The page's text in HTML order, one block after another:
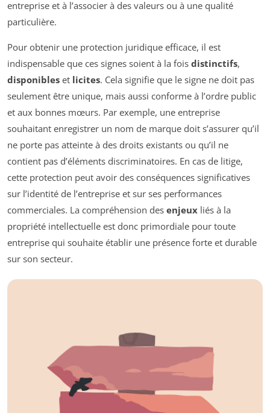
entreprise et à l’associer à des valeurs ou à une qualité
particulière.
Pour obtenir une protection juridique efficace, il est
indispensable que ces signes soient à la fois distinctifs,
disponibles et licites. Cela signifie que le signe ne doit pas
seulement être unique, mais aussi conforme à l’ordre public
et aux bonnes mœurs. Par exemple, une entreprise
souhaitant enregistrer un nom de marque doit s’assurer qu’il
ne porte pas atteinte à des droits existants ou qu’il ne
contient pas d’éléments discriminatoires. En cas de litige,
cette protection peut avoir des conséquences significatives
sur l’identité de l’entreprise et sur ses performances
commerciales. La compréhension des enjeux liés à la
propriété intellectuelle est donc primordiale pour toute
entreprise qui souhaite établir une présence forte et durable
sur son secteur.